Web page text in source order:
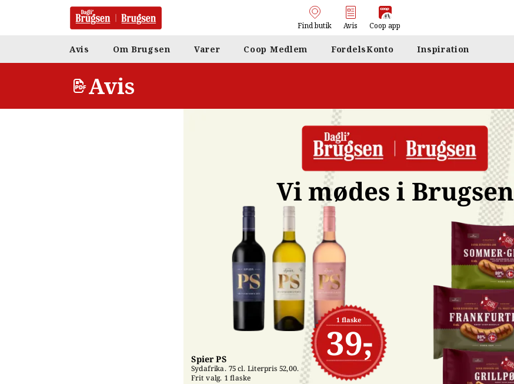
Find butik Avis Coop app
Avis Om Brugsen Varer Coop Medlem FordelsKonto Inspiration
Avis
Vi mødes i Brugsen
1 flaske
39,-
Spier PS
Sydafrika. 75 cl. Literpris 52,00.
Frit valg. 1 flaske